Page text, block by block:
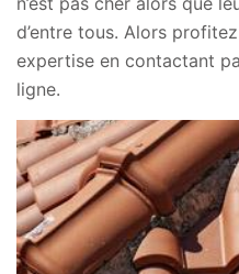
d’entre tous. Alors
expertise en contactant
ligne.